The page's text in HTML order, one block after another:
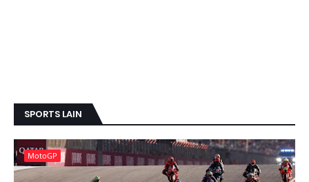
SPORTS LAIN
MotoGP